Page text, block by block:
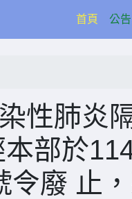
首頁 公
性肺炎
部於
令廢 止